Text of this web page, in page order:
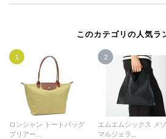
このカテゴリの人気ラ
1
ロンシャン トートバッグ
プリアー...
2
エムエムシックス メ
マルジェラ...